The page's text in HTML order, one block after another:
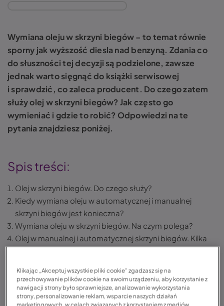
Wymiana oleju w skrzyni biegów – to temat równie
sporny jak wyższość diesla nad benzyną. Zdania co
do słuszności tej decyzji są podzielone, zawsze
jednak warto sięgnąć do książki serwisowej
i sprawdzić, co zaleca producent. Do czego zatem
służy olej w skrzyni biegów? Jak często go
wymieniać i gdzie to robić? Odpowiedzi na te
pytania znajdziesz poniżej.
Spis treści:
Olej w skrzyni biegów. Do czego służy?
Kiedy wymiana oleju w automatycznej i manualnej
skrzyni biegów jest konieczna?
Wymiana oleju w skrzyni biegów. Na czym polega?
Olej w manualnej i automatycznej skrzyni biegów. Kilka
słów na koniec
biegów
Klikając „Akceptuj wszystkie pliki cookie” zgadzasz się na
przechowywanie plików cookie na swoim urządzeniu, aby korzystanie z
nawigacji strony było sprawniejsze, analizowanie wykorzystania
strony, personalizowanie reklam, wsparcie naszych działań